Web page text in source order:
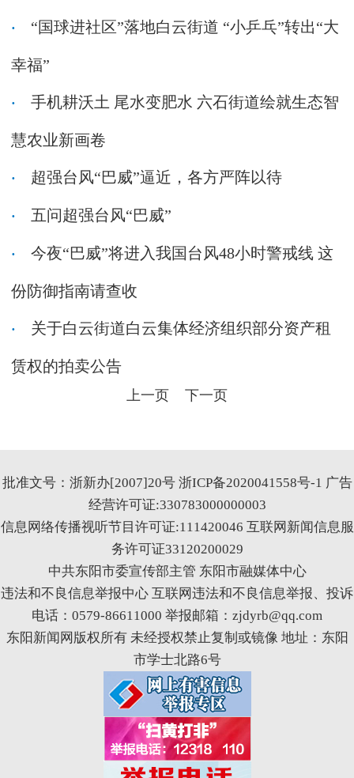
“国球进社区”落地白云街道 “小乒乓”转出“大
幸福”
手机耕沃土 尾水变肥水 六石街道绘就生态智
慧农业新画卷
超强台风“巴威”逼近，各方严阵以待
五问超强台风“巴威”
今夜“巴威”将进入我国台风48小时警戒线 这
份防御指南请查收
关于白云街道白云集体经济组织部分资产租
赁权的拍卖公告
上一页 下一页
批准文号：浙新办[2007]20号 浙ICP备2020041558号-1 广告
经营许可证:330783000000003
信息网络传播视听节目许可证:111420046 互联网新闻信息服
务许可证33120200029
中共东阳市委宣传部主管 东阳市融媒体中心
违法和不良信息举报中心 互联网违法和不良信息举报、投诉
电话：0579-86611000 举报邮箱：zjdyrb@qq.com
东阳新闻网版权所有 未经授权禁止复制或镜像 地址：东阳
市学士北路6号